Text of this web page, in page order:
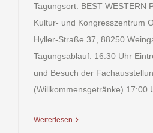
Tagungsort: BEST WESTERN
Kultur- und Kongresszentrum
Hyller-Straße 37, 88250
Tagungsablauf: 16:30 Uhr
und Besuch der
(Willkommensgetränke) 17:00
Weiterlesen